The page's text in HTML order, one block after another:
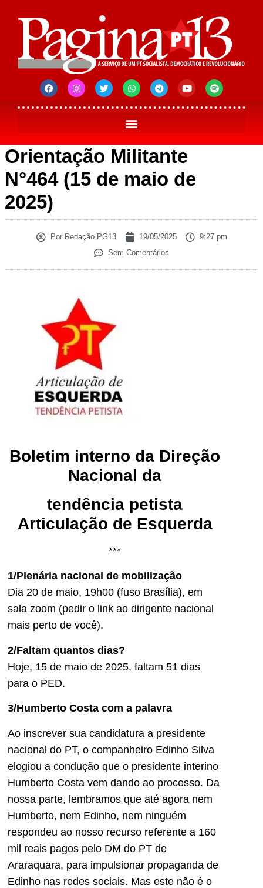
Orientação Militante
N°464 (15 de maio de
2025)
PorRedação PG13 19/05/2025
9:27 pm
Sem Comentários
Boletim interno da Direção
Nacional da
tendência petista
Articulação de Esquerda
***
1/Plenária nacional de mobilização
Dia 20 de maio, 19h00 (fuso Brasília), em
sala zoom (pedir o link ao dirigente nacional
mais perto de você).
2/Faltam quantos dias?
Hoje, 15 de maio de 2025, faltam 51 dias
para o PED.
3/Humberto Costa com a palavra
Ao inscrever sua candidatura a presidente
nacional do PT, o companheiro Edinho Silva
elogiou a condução que o presidente interino
Humberto Costa vem dando ao processo. Da
nossa parte, lembramos que até agora nem
Humberto, nem Edinho, nem ninguém
respondeu ao nosso recurso referente a 160
mil reais pagos pelo DM do PT de
Araraquara, para impulsionar propaganda de
Edinho nas redes sociais. Mas este não é o